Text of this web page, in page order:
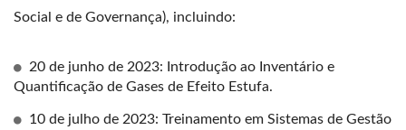
Social e de Governança), incluindo:
20 de junho de 2023: Introdução ao Inventário e
Quantificação de Gases de Efeito Estufa.
10 de julho de 2023: Treinamento em Sistemas de Gestão